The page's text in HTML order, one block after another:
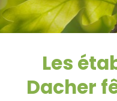
Les
Dacher